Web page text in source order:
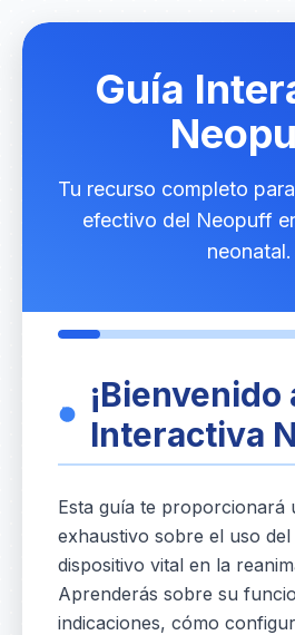
Guía
Tu recurso completo
efectivo del Neopuff
neonatal.
¡Bienvenido
Interactiva
Esta guía te proporcionará
exhaustivo sobre el uso
dispositivo vital en la
Aprenderás sobre su
indicaciones, cómo